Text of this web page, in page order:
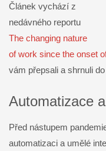
Článek vychází z
nedávného reportu
The changing nature
of work since the onset
vám přepsali a shrnuli
Automatizace
Před nástupem
automatizaci a umělé